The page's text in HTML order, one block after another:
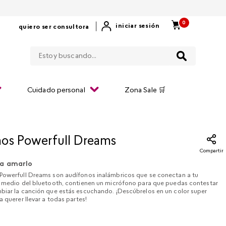
quiero ser consultora iniciar sesión
0
Cuidado personal Zona Sale 🛒
Powerfull Dreams
Compartir
amarlo
Dreams son audífonos inalámbricos que se conectan a tu
del bluetooth, contienen un micrófono para que puedas contestar
la canción que estás escuchando. ¡Descúbrelos en un color super
querer llevar a todas partes!